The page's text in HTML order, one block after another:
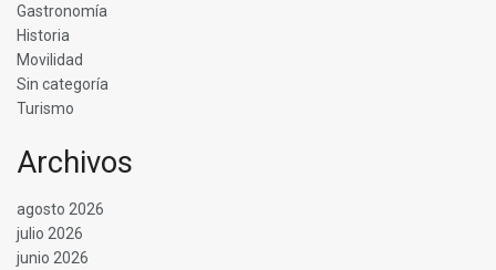
Gastronomía
Historia
Movilidad
Sin categoría
Turismo
Archivos
agosto 2026
julio 2026
junio 2026